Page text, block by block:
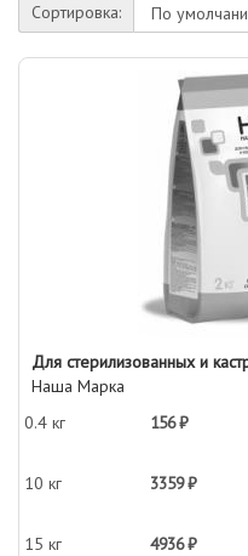
Сортировка:
Для стерилизованных и
Наша Марка
0.4 кг
156 ₽
10 кг 3359 ₽
15 кг 4936 ₽